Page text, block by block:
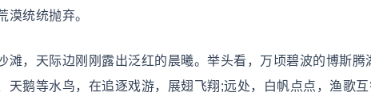
漠统统抛弃。
，天际边刚刚露出泛红的晨曦。举头看，万顷碧波的博斯腾
天鹅等水鸟，在追逐戏游，展翅飞翔;远处，白帆点点，渔歌